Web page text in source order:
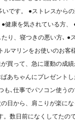
いです。 ●ストレスから
健康を気されている方、
り、寝つきの悪い方､ ●
ルマリンをお使いのお客
買って、急に運動の成
あちゃんにプレゼント
も､仕事でパソコン使う
日から、肩こりが楽に
。数日前になくしてたの